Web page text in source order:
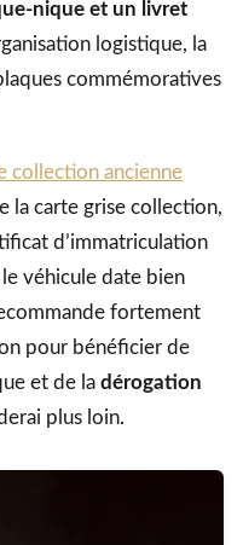
nique et un livret
logistique, la
commémoratives
collection ancienne
la carte grise collection,
d’immatriculation
véhicule date bien
fortement
pour bénéficier de
et de la dérogation
plus loin.